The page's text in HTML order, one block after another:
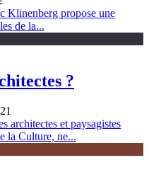
Klinenberg propose une
de la...
?
architectes et paysagistes
la Culture, ne...